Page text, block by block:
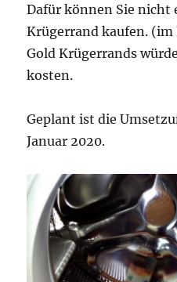
Dafür können Sie nicht
Krügerrand kaufen. (im
Gold Krügerrands
kosten.
Geplant ist die
Januar 2020.